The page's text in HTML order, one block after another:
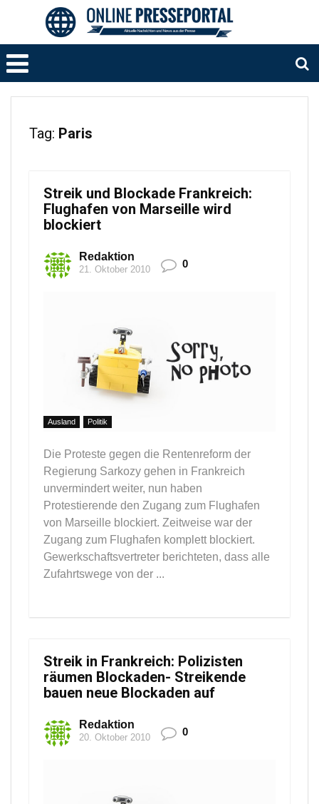
Tag: Paris
Streik und Blockade Frankreich:
Flughafen von Marseille wird
blockiert
Redaktion
21. Oktober 2010 0
Ausland Politik
Die Proteste gegen die Rentenreform der
Regierung Sarkozy gehen in Frankreich
unvermindert weiter, nun haben
Protestierende den Zugang zum Flughafen
von Marseille blockiert. Zeitweise war der
Zugang zum Flughafen komplett blockiert.
Gewerkschaftsvertreter berichteten, dass alle
Zufahrtswege von der ...
Streik in Frankreich: Polizisten
räumen Blockaden- Streikende
bauen neue Blockaden auf
Redaktion
20. Oktober 2010 0